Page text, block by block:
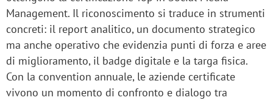
Management. Il riconoscimento si traduce in strumenti
concreti: il report analitico, un documento strategico
ma anche operativo che evidenzia punti di forza e aree
di miglioramento, il badge digitale e la targa fisica.
Con la convention annuale, le aziende certificate
vivono un momento di confronto e dialogo tra